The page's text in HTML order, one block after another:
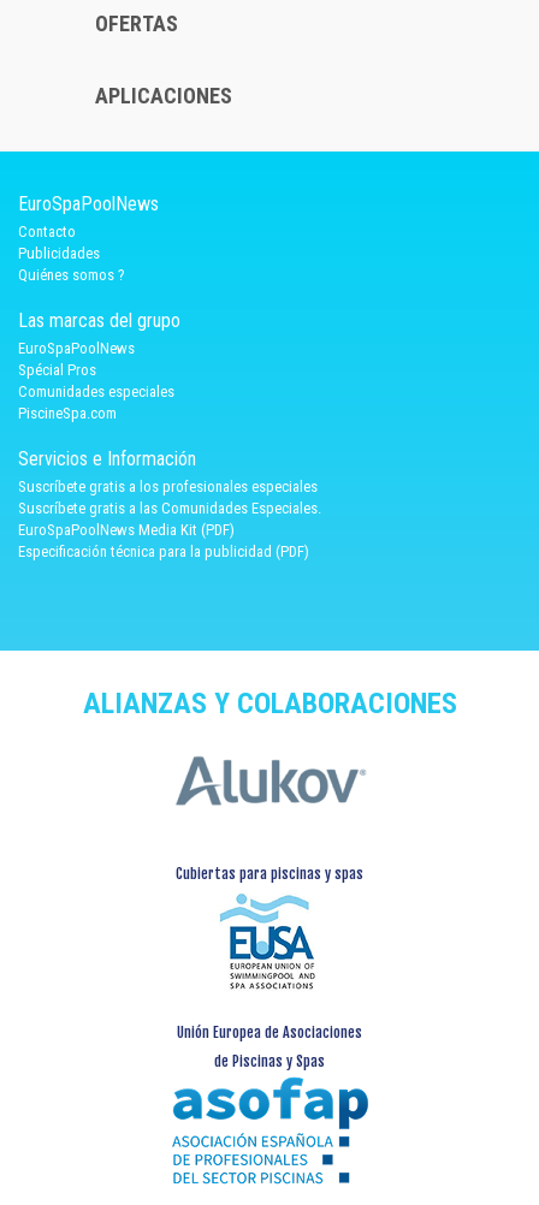
OFERTAS
APLICACIONES
EuroSpaPoolNews
Contacto
Publicidades
Quiénes somos ?
Las marcas del grupo
EuroSpaPoolNews
Spécial Pros
Comunidades especiales
PiscineSpa.com
Servicios e Información
Suscríbete gratis a los profesionales especiales
Suscríbete gratis a las Comunidades Especiales.
EuroSpaPoolNews Media Kit (PDF)
Especificación técnica para la publicidad (PDF)
ALIANZAS Y COLABORACIONES
Cubiertas para piscinas y spas
Unión Europea de Asociaciones
de Piscinas y Spas